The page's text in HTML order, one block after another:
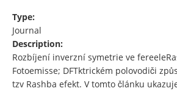
Type:
Journal
Description:
Rozbíjení inverzní symetrie ve
Fotoemisse; DFTktrickém polovodiči
tzv Rashba efekt. V tomto článku